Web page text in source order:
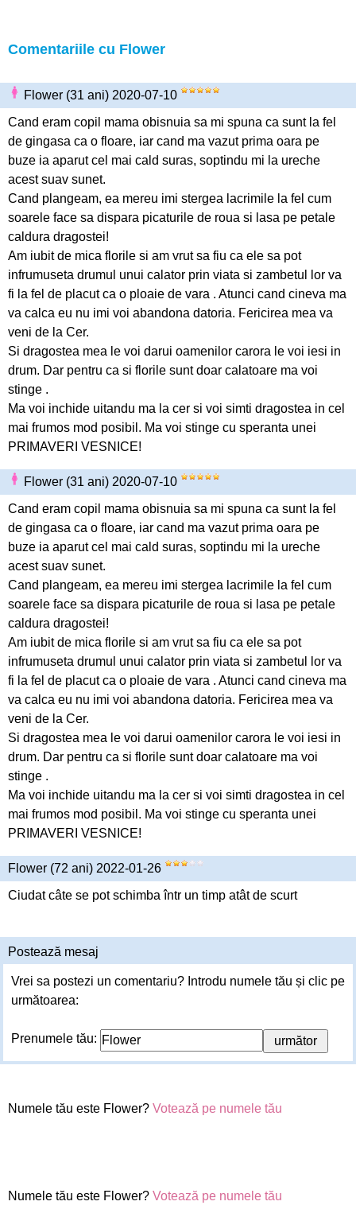
Comentariile cu Flower
Flower (31 ani) 2020-07-10
Cand eram copil mama obisnuia sa mi spuna ca sunt la fel
de gingasa ca o floare, iar cand ma vazut prima oara pe
buze ia aparut cel mai cald suras, soptindu mi la ureche
acest suav sunet.
Cand plangeam, ea mereu imi stergea lacrimile la fel cum
soarele face sa dispara picaturile de roua si lasa pe petale
caldura dragostei!
Am iubit de mica florile si am vrut sa fiu ca ele sa pot
infrumuseta drumul unui calator prin viata si zambetul lor va
fi la fel de placut ca o ploaie de vara . Atunci cand cineva ma
va calca eu nu imi voi abandona datoria. Fericirea mea va
veni de la Cer.
Si dragostea mea le voi darui oamenilor carora le voi iesi in
drum. Dar pentru ca si florile sunt doar calatoare ma voi
stinge .
Ma voi inchide uitandu ma la cer si voi simti dragostea in cel
mai frumos mod posibil. Ma voi stinge cu speranta unei
PRIMAVERI VESNICE!
Flower (31 ani) 2020-07-10
Cand eram copil mama obisnuia sa mi spuna ca sunt la fel
de gingasa ca o floare, iar cand ma vazut prima oara pe
buze ia aparut cel mai cald suras, soptindu mi la ureche
acest suav sunet.
Cand plangeam, ea mereu imi stergea lacrimile la fel cum
soarele face sa dispara picaturile de roua si lasa pe petale
caldura dragostei!
Am iubit de mica florile si am vrut sa fiu ca ele sa pot
infrumuseta drumul unui calator prin viata si zambetul lor va
fi la fel de placut ca o ploaie de vara . Atunci cand cineva ma
va calca eu nu imi voi abandona datoria. Fericirea mea va
veni de la Cer.
Si dragostea mea le voi darui oamenilor carora le voi iesi in
drum. Dar pentru ca si florile sunt doar calatoare ma voi
stinge .
Ma voi inchide uitandu ma la cer si voi simti dragostea in cel
mai frumos mod posibil. Ma voi stinge cu speranta unei
PRIMAVERI VESNICE!
Flower (72 ani) 2022-01-26
Ciudat câte se pot schimba într un timp atât de scurt
Postează mesaj
Vrei sa postezi un comentariu? Introdu numele tău și clic pe
următoarea:
Prenumele tău:
Numele tău este Flower? Votează pe numele tău
Numele tău este Flower? Votează pe numele tău